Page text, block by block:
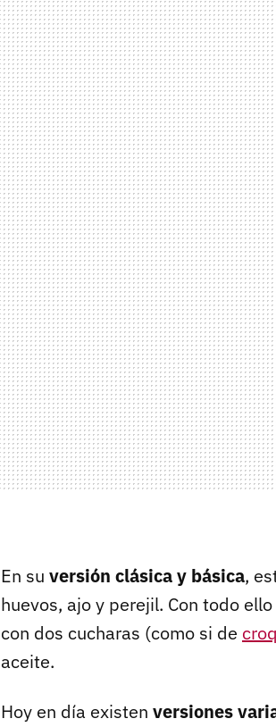
En su versión clásica y básica,
huevos, ajo y perejil. Con todo
con dos cucharas (como si de
aceite.
Hoy en día existen versiones